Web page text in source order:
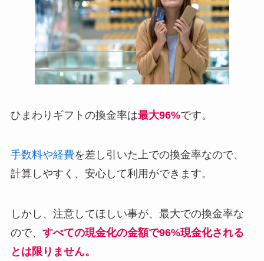
ひまわりギフトの換金率は最大96%です。
手数料や経費を差し引いた上での換金率なので、
計算しやすく、安心して利用ができます。
しかし、注意してほしい事が、最大での換金率な
ので、 すべての現金化の金額で96%現金化される
とは限りません。